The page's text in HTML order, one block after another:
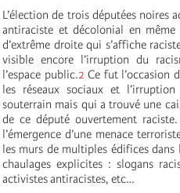
L’élection de trois députées noires
antiraciste et décolonial en même
d’extrême droite qui s’affiche
visible encore l’irruption du
l’espace public.2 Ce fut l’occasion
les réseaux sociaux et l’irruption
souterrain mais qui a trouvé une
de ce député ouvertement raciste.
l’émergence d’une menace
les murs de multiples édifices
chaulages explicites : slogans
activistes antiracistes, etc…